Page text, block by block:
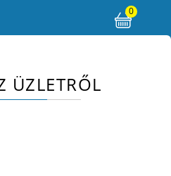
0
ÜZLETRŐL